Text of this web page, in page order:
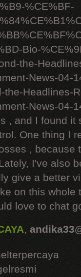
%CE%BF-
Bio-
the-
News-04-
Headlines-
News-04-
, and I found it
One thing I
, because
I've also
give a better
on this whole
love to chat
,